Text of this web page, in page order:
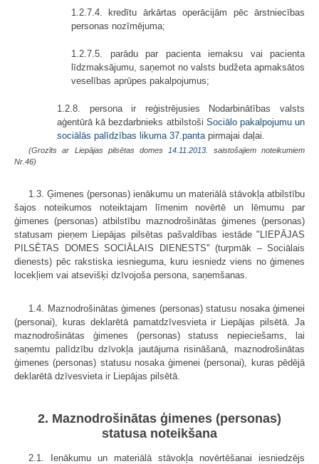
1.2.7.4. kredītu ārkārtas operācijām pēc ārstniecības
personas nozīmējuma;
1.2.7.5. parādu par pacienta iemaksu vai pacienta
līdzmaksājumu, saņemot no valsts budžeta apmaksātos
veselības aprūpes pakalpojumus;
1.2.8. persona ir reģistrējusies Nodarbinātības valsts
aģentūrā kā bezdarbnieks atbilstoši Sociālo pakalpojumu un
sociālās palīdzības likuma 37.panta pirmajai daļai.
(Grozīts ar Liepājas pilsētas domes 14.11.2013.
saistošajiem noteikumiem
Nr.46)
1.3. Ģimenes (personas) ienākumu un materiālā stāvokļa atbilstību
šajos noteikumos noteiktajam līmenim novērtē un lēmumu par
ģimenes (personas) atbilstību maznodrošinātas ģimenes (personas)
statusam pieņem Liepājas pilsētas pašvaldības iestāde "LIEPĀJAS
PILSĒTAS DOMES SOCIĀLAIS DIENESTS" (turpmāk – Sociālais
dienests) pēc rakstiska iesnieguma, kuru iesniedz viens no ģimenes
locekļiem vai atsevišķi dzīvojoša persona, saņemšanas.
1.4. Maznodrošinātas ģimenes (personas) statusu nosaka ģimenei
(personai), kuras deklarētā pamatdzīvesvieta ir Liepājas pilsētā. Ja
maznodrošinātas ģimenes (personas) statuss nepieciešams, lai
saņemtu palīdzību dzīvokļa jautājuma risināšanā, maznodrošinātas
ģimenes (personas) statusu nosaka ģimenei (personai), kuras pēdējā
deklarētā dzīvesvieta ir Liepājas pilsētā.
2. Maznodrošinātas ģimenes (personas)
statusa noteikšana
2.1. Ienākumu un materiālā stāvokļa novērtēšanai iesniedzējs